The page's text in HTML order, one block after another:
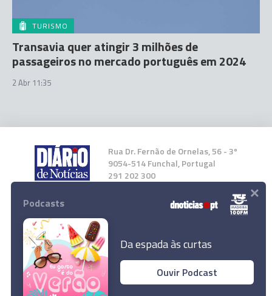
TURISMO
Transavia quer atingir 3 milhões de
passageiros no mercado português em 2024
2 Abr 11:35
Rua Dr. Fernão de Ornelas, 56 - 3º
9054-514 Funchal, Portugal
291 202 300
Instale a nossa App
© 2024 Empresa Diário de Notícias, Lda.
Podcasts
Da espada às curtas
Ouvir Podcast
×